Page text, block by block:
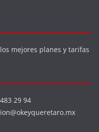
mejores planes y tarifas
29 94